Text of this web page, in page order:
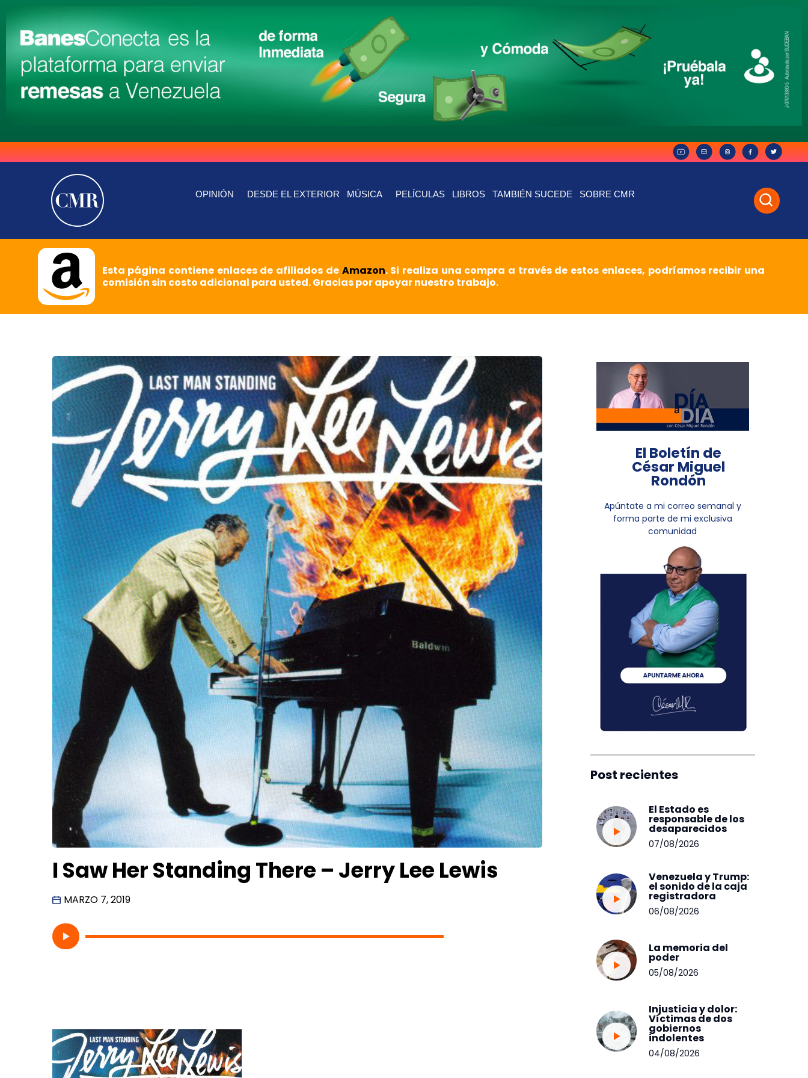
OPINIÓN DESDE EL EXTERIOR MÚSICA PELÍCULAS LIBROS TAMBIÉN SUCEDE SOBRE CMR
Esta página contiene enlaces de afiliados de Amazon. Si realiza una compra a través de estos enlaces, podríamos recibir una
comisión sin costo adicional para usted. Gracias por apoyar nuestro trabajo.
I Saw Her Standing There – Jerry Lee Lewis
MARZO 7, 2019
El Boletín de
César Miguel
Rondón
Apúntate a mi correo semanal y
forma parte de mi exclusiva
comunidad
Post recientes
El Estado es
responsable de los
desaparecidos
07/08/2026
Venezuela y Trump:
el sonido de la caja
registradora
06/08/2026
La memoria del
poder
05/08/2026
Injusticia y dolor:
Víctimas de dos
gobiernos
indolentes
04/08/2026